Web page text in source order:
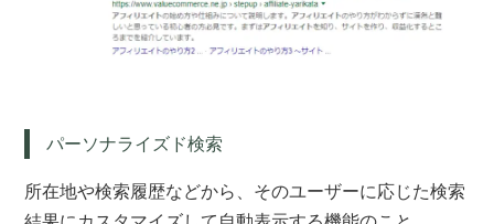
パーソナライズド検索
所在地や検索履歴などから、そのユーザーに応じた検索